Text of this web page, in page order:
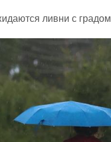
ливни с градом